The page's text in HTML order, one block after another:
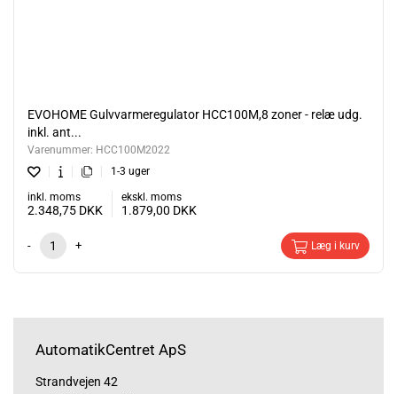
EVOHOME Gulvvarmeregulator HCC100M,8 zoner - relæ udg.
inkl. ant...
Varenummer: HCC100M2022
1-3 uger
inkl. moms
2.348,75 DKK
ekskl. moms
1.879,00 DKK
- + Læg i kurv
AutomatikCentret ApS
Strandvejen 42